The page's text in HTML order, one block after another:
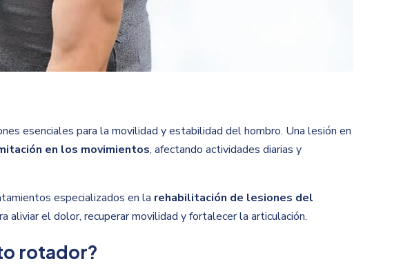
esenciales para la movilidad y estabilidad del hombro. Una lesión en
en los movimientos, afectando actividades diarias y
especializados en la rehabilitación de lesiones del
aliviar el dolor, recuperar movilidad y fortalecer la articulación.
rotador?